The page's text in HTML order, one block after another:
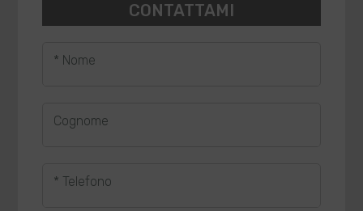
CONTATTAMI
* Nome
Cognome
* Telefono